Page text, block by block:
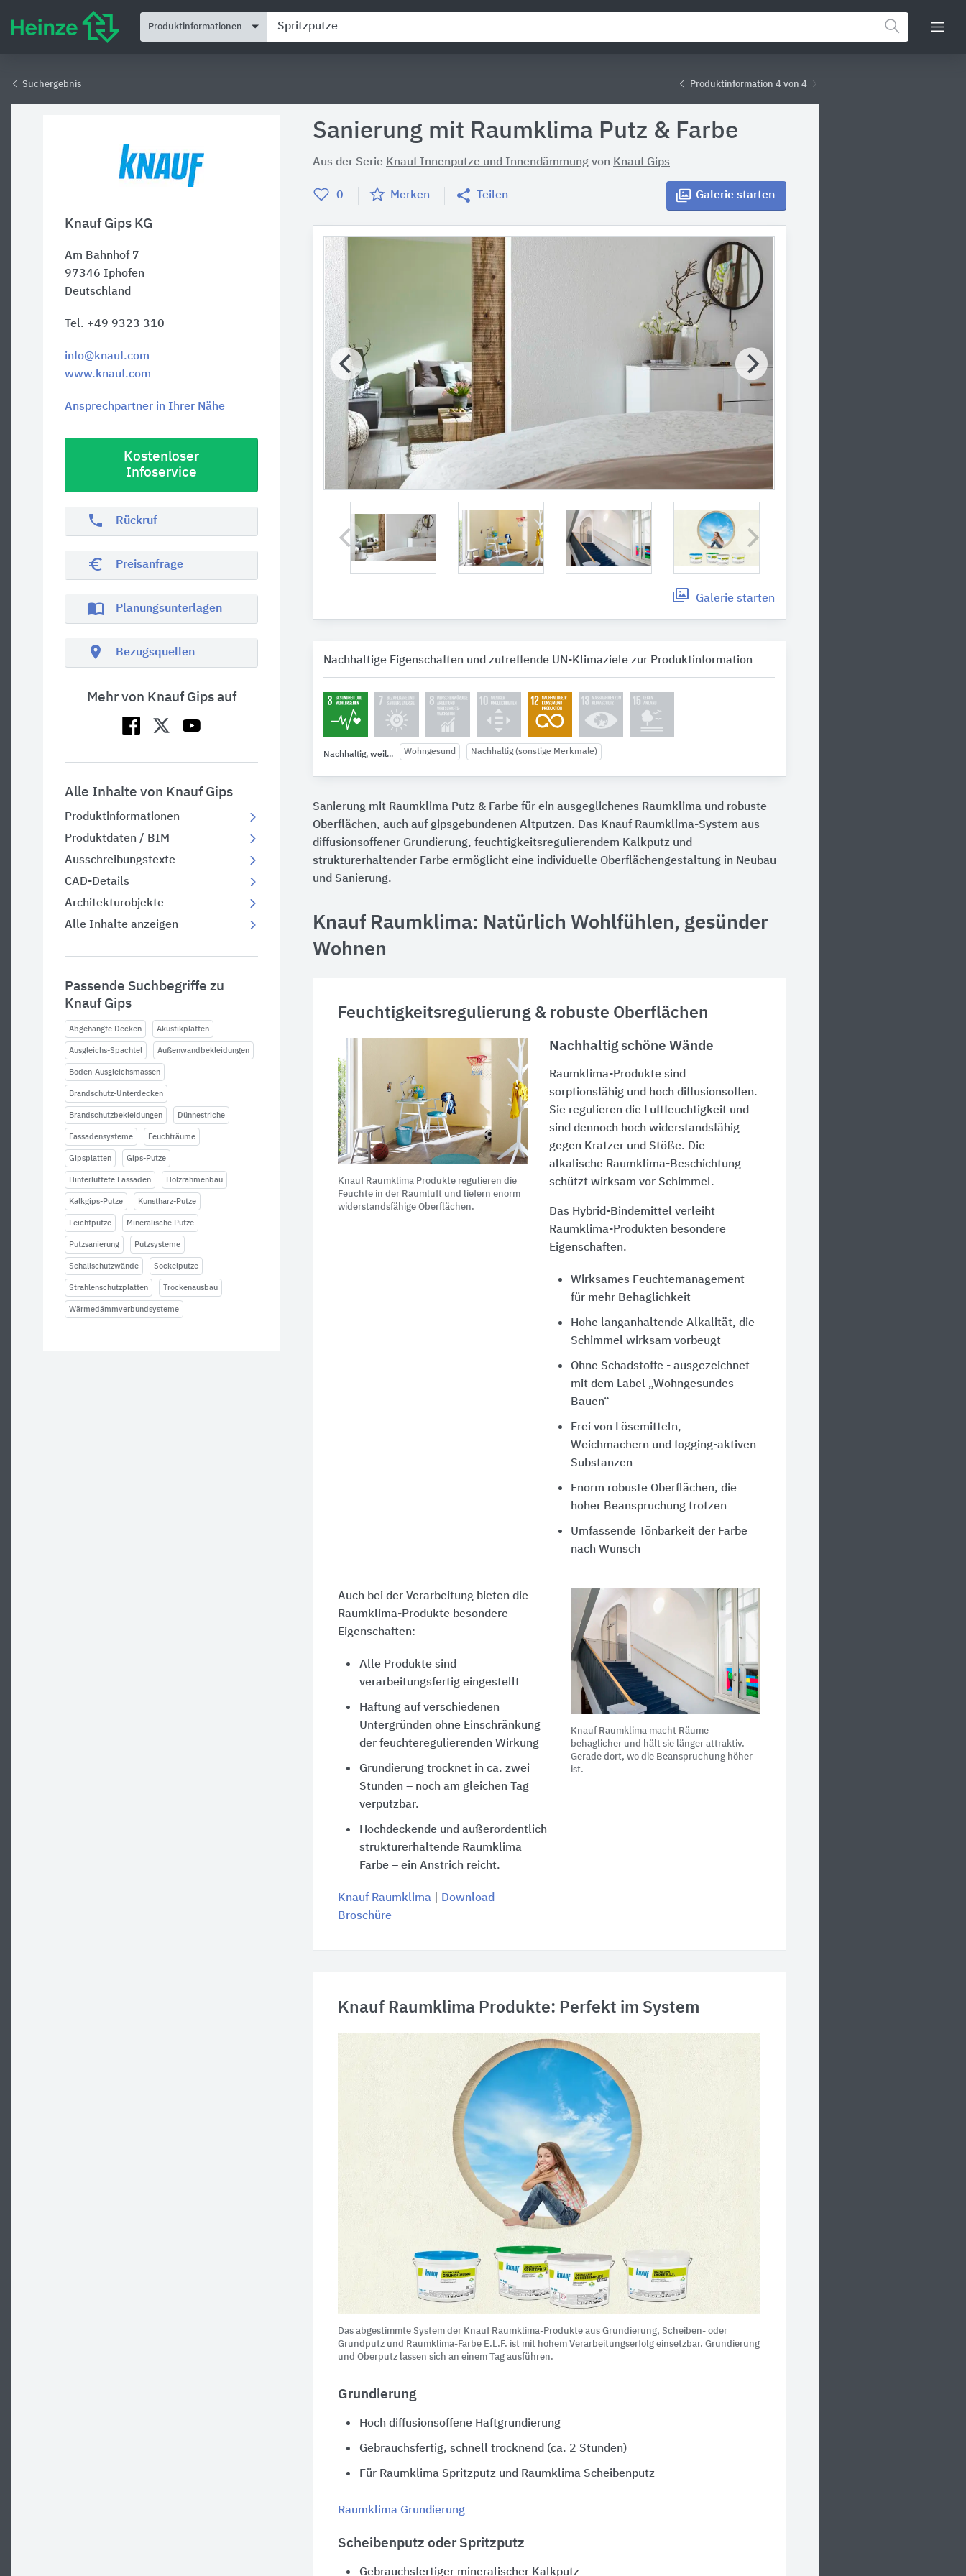
Produktinformationen
Suchergebnis Produktinformation 4 von 4
Knauf Gips KG
Am Bahnhof 7
97346 Iphofen
Deutschland
Tel. +49 9323 310
info@knauf.com
www.knauf.com
Ansprechpartner in Ihrer Nähe
Kostenloser
Infoservice
phone Rückruf
euro_symbol Preisanfrage
import_contacts Planungsunterlagen
location_on Bezugsquellen
Mehr von Knauf Gips auf
Alle Inhalte von Knauf Gips
Produktinformationen
Produktdaten / BIM
Ausschreibungstexte
CAD-Details
Architekturobjekte
Alle Inhalte anzeigen
Passende Suchbegriffe zu
Knauf Gips
Abgehängte Decken Akustikplatten
Ausgleichs-Spachtel Außenwandbekleidungen
Boden-Ausgleichsmassen
Brandschutz-Unterdecken
Brandschutzbekleidungen Dünnestriche
Fassadensysteme Feuchträume
Gipsplatten Gips-Putze
Hinterlüftete Fassaden Holzrahmenbau
Kalkgips-Putze Kunstharz-Putze
Leichtputze Mineralische Putze
Putzsanierung Putzsysteme
Schallschutzwände Sockelputze
Strahlenschutzplatten Trockenausbau
Wärmedämmverbundsysteme
Sanierung mit Raumklima Putz & Farbe
Aus der Serie Knauf Innenputze und Innendämmung von Knauf Gips
0 Merken Teilen Galerie starten
Galerie starten
Nachhaltige Eigenschaften und zutreffende UN-Klimaziele zur Produktinformation
Nachhaltig, weil... Wohngesund Nachhaltig (sonstige Merkmale)
Sanierung mit Raumklima Putz & Farbe für ein ausgeglichenes Raumklima und robuste
Oberflächen, auch auf gipsgebundenen Altputzen. Das Knauf Raumklima-System aus
diffusionsoffener Grundierung, feuchtigkeitsregulierendem Kalkputz und
strukturerhaltender Farbe ermöglicht eine individuelle Oberflächengestaltung in Neubau
und Sanierung.
Knauf Raumklima: Natürlich Wohlfühlen, gesünder
Wohnen
Feuchtigkeitsregulierung & robuste Oberflächen
Knauf Raumklima Produkte regulieren die
Feuchte in der Raumluft und liefern enorm
widerstandsfähige Oberflächen.
Nachhaltig schöne Wände
Raumklima-Produkte sind
sorptionsfähig und hoch diffusionsoffen.
Sie regulieren die Luftfeuchtigkeit und
sind dennoch hoch widerstandsfähig
gegen Kratzer und Stöße. Die
alkalische Raumklima-Beschichtung
schützt wirksam vor Schimmel.
Das Hybrid-Bindemittel verleiht
Raumklima-Produkten besondere
Eigenschaften.
Wirksames Feuchtemanagement
für mehr Behaglichkeit
Hohe langanhaltende Alkalität, die
Schimmel wirksam vorbeugt
Ohne Schadstoffe - ausgezeichnet
mit dem Label „Wohngesundes
Bauen“
Frei von Lösemitteln,
Weichmachern und fogging-aktiven
Substanzen
Enorm robuste Oberflächen, die
hoher Beanspruchung trotzen
Umfassende Tönbarkeit der Farbe
nach Wunsch
Knauf Raumklima macht Räume
behaglicher und hält sie länger attraktiv.
Gerade dort, wo die Beanspruchung höher
ist.
Auch bei der Verarbeitung bieten die
Raumklima-Produkte besondere
Eigenschaften:
Alle Produkte sind
verarbeitungsfertig eingestellt
Haftung auf verschiedenen
Untergründen ohne Einschränkung
der feuchteregulierenden Wirkung
Grundierung trocknet in ca. zwei
Stunden – noch am gleichen Tag
verputzbar.
Hochdeckende und außerordentlich
strukturerhaltende Raumklima
Farbe – ein Anstrich reicht.
Knauf Raumklima|
Download
Broschüre
Knauf Raumklima Produkte: Perfekt im System
Das abgestimmte System der Knauf Raumklima-Produkte aus Grundierung, Scheiben- oder
Grundputz und Raumklima-Farbe E.L.F. ist mit hohem Verarbeitungserfolg einsetzbar. Grundierung
und Oberputz lassen sich an einem Tag ausführen.
Grundierung
Hoch diffusionsoffene Haftgrundierung
Gebrauchsfertig, schnell trocknend (ca. 2 Stunden)
Für Raumklima Spritzputz und Raumklima Scheibenputz
Raumklima Grundierung
Scheibenputz oder Spritzputz
Gebrauchsfertiger mineralischer Kalkputz